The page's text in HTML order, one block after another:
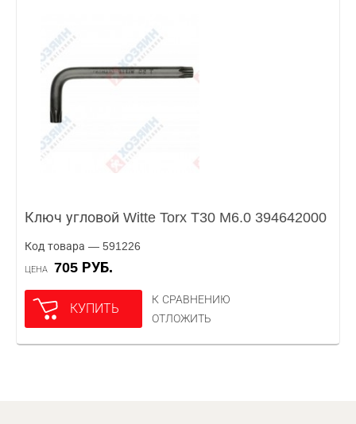
Ключ угловой Witte Torx T30 M6.0 394642000
Код товара — 591226
ЦЕНА 705 РУБ.
КУПИТЬ
К СРАВНЕНИЮ
ОТЛОЖИТЬ